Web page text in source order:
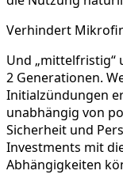
Verhindert
Und „mittelfristig“
2 Generationen.
Initialzündungen
unabhängig von
Sicherheit und
Investments mit
Abhängigkeiten